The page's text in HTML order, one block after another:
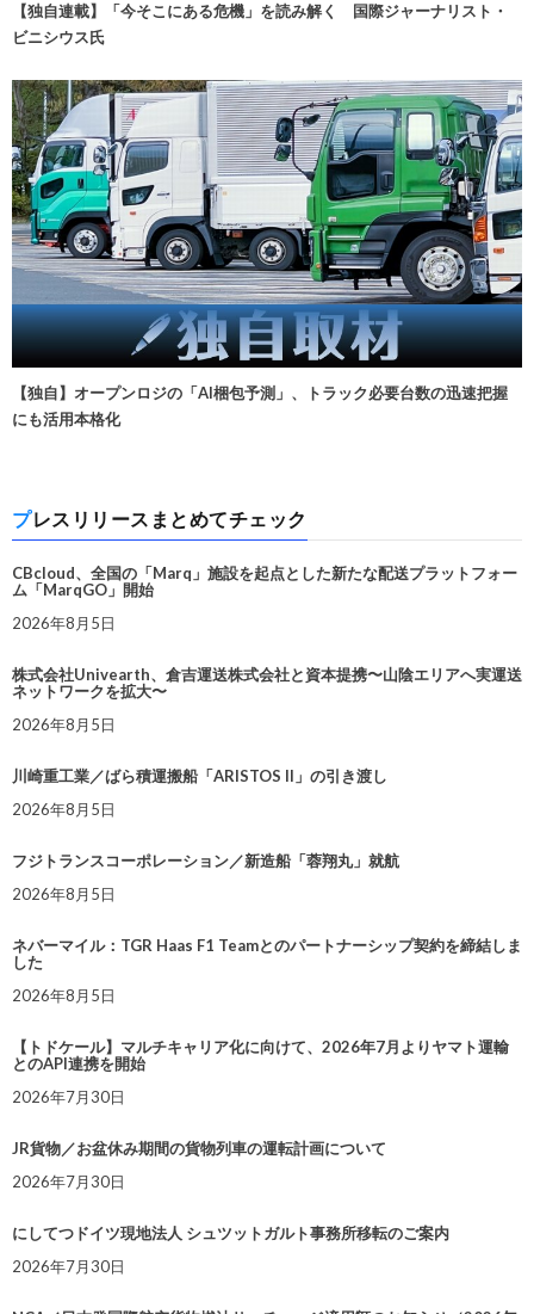
【独自連載】「今そこにある危機」を読み解く 国際ジャーナリスト・
ビニシウス氏
【独自】オープンロジの「AI梱包予測」、トラック必要台数の迅速把握
にも活用本格化
プレスリリースまとめてチェック
CBcloud、全国の「Marq」施設を起点とした新たな配送プラットフォー
ム「MarqGO」開始
2026年8月5日
株式会社Univearth、倉吉運送株式会社と資本提携〜山陰エリアへ実運送
ネットワークを拡大〜
2026年8月5日
川崎重工業／ばら積運搬船「ARISTOS II」の引き渡し
2026年8月5日
フジトランスコーポレーション／新造船「蓉翔丸」就航
2026年8月5日
ネバーマイル：TGR Haas F1 Teamとのパートナーシップ契約を締結しま
した
2026年8月5日
【トドケール】マルチキャリア化に向けて、2026年7月よりヤマト運輸
とのAPI連携を開始
2026年7月30日
JR貨物／お盆休み期間の貨物列車の運転計画について
2026年7月30日
にしてつドイツ現地法人 シュツットガルト事務所移転のご案内
2026年7月30日